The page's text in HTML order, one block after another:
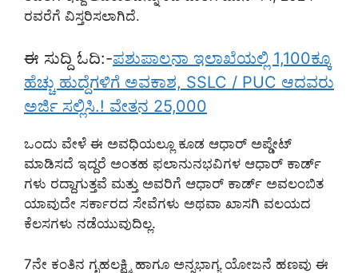
ರವರೆಗೆ ವಿಸ್ತರಿಸಲಾಗಿದೆ.
ಈ ಸುದ್ದಿ ಓದಿ:-ಪಶುಪಾಲನಾ ಇಲಾಖೆಯಲ್ಲಿ 1,100ಕ್ಕೂ
ಹೆಚ್ಚು ಹುದ್ದೆಗಳಿಗೆ ಅವಕಾಶ, SSLC / PUC ಆದವರು
ಅರ್ಜಿ ಸಲ್ಲಿಸಿ.! ವೇತನ 25,000
ಒಂದು ವೇಳೆ ಈ ಅವಧಿಯಲ್ಲೂ ಕೂಡ ಆಧಾರ್ ಅಪ್ಡೇಟ್
ಮಾಡಿಸದೆ ಇದ್ದರೆ ಅಂತಹ ಫಲಾನುನಭವಿಗಳ ಆಧಾರ್ ಕಾರ್ಡ್
ಗಳು ರದ್ದಾಗುತ್ತವೆ ಮತ್ತು ಅವರಿಗೆ ಆಧಾರ್ ಕಾರ್ಡ್ ಅವಲಂಬಿತ
ಯಾವುದೇ ಸರ್ಕಾರದ ಸೇವೆಗಳು ಅಥವಾ ಖಾಸಗಿ ವಲಯದ
ಕೆಲಸಗಳು ನಡೆಯುವುದಿಲ್ಲ.
7ನೇ ಕಂತಿನ ಗೃಹಲಕ್ಷ್ಮಿ ಹಾಗೂ ಅನ್ನಭಾಗ್ಯ ಯೋಜನೆ ಹಣವು ಈ